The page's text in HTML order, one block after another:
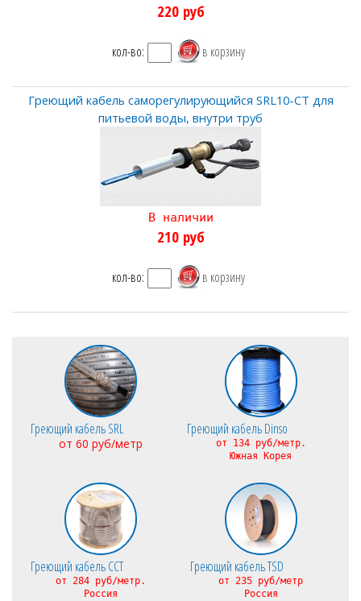
220 руб
кол-во:
Греющий кабель саморегулирующийся SRL10-CT для
питьевой воды, внутри труб
В наличии
210 руб
кол-во:
Греющий кабель SRL
от 60 руб/метр
Греющий кабель Dinso
от 134 руб/метр.
Южная Корея
Греющий кабель CCT
от 284 руб/метр.
Россия
Греющий кабель TSD
от 235 руб/метр
Россия